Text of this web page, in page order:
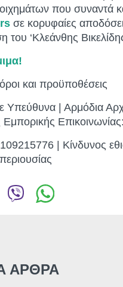
που συναντά
σε κορυφαίες
του ‘Κλεάνθης
και προϋποθέσεις
Υπεύθυνα | Αρμόδια
Εμπορικής
| Κίνδυνος
ΑΡΘΡΑ